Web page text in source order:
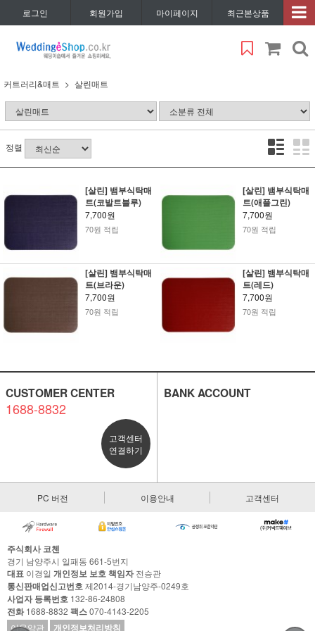
로그인 회원가입 마이페이지 최근본상품
커트러리&매트 살린매트
정렬
[살린] 뱀부식탁매
트(코발트블루)
7,700원
70원 적립
[살린] 뱀부식탁매
트(애플그린)
7,700원
70원 적립
[살린] 뱀부식탁매
트(브라운)
7,700원
70원 적립
[살린] 뱀부식탁매
트(레드)
7,700원
70원 적립
CUSTOMER CENTER
1688-8832
고객센터
연결하기
BANK ACCOUNT
PC 버전 이용안내 고객센터
주식회사 코첸
경기 남양주시 일패동 661-5번지
대표 이경일 개인정보 보호 책임자전승관
통신판매업신고번호제2014-경기남양주-0249호
사업자 등록번호 132-86-24808
전화1688-8832 팩스070-4143-2205
이용약관
개인정보처리방침